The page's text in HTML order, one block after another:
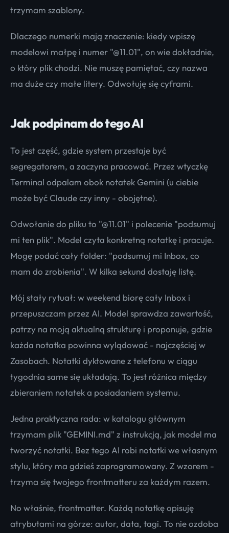
trzymam szablony.
Dlaczego numerki mają znaczenie: kiedy wpiszę
modelowi małpę i numer "@11.01", on wie dokładnie,
o który plik chodzi. Nie muszę pamiętać, czy nazwa
ma duże czy małe litery. Odwołuję się cyframi.
Jak podpinam do tego AI
To jest część, gdzie system przestaje być
segregatorem, a zaczyna pracować. Przez wtyczkę
Terminal odpalam obok notatek Gemini (u ciebie
może być Claude czy inny - obojętne).
Odwołanie do pliku to "@11.01" i polecenie "podsumuj
mi ten plik". Model czyta konkretną notatkę i pracuje.
Mogę podać cały folder: "podsumuj mi Inbox, co
mam do zrobienia". W kilka sekund dostaję listę.
Mój stały rytuał: w weekend biorę cały Inbox i
przepuszczam przez AI. Model sprawdza zawartość,
patrzy na moją aktualną strukturę i proponuje, gdzie
każda notatka powinna wylądować - najczęściej w
Zasobach. Notatki dyktowane z telefonu w ciągu
tygodnia same się układają. To jest różnica między
zbieraniem notatek a posiadaniem systemu.
Jedna praktyczna rada: w katalogu głównym
trzymam plik "GEMINI.md" z instrukcją, jak model ma
tworzyć notatki. Bez tego AI robi notatki we własnym
stylu, który ma gdzieś zaprogramowany. Z wzorem -
trzyma się twojego frontmatteru za każdym razem.
No właśnie, frontmatter. Każdą notatkę opisuję
atrybutami na górze: autor, data, tagi. To nie ozdoba